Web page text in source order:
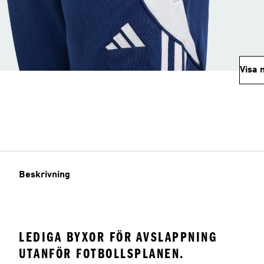
Visa
Beskrivning
LEDIGA BYXOR FÖR AVSLAPPNING
UTANFÖR FOTBOLLSPLANEN.